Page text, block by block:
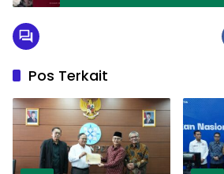
Pos Terkait